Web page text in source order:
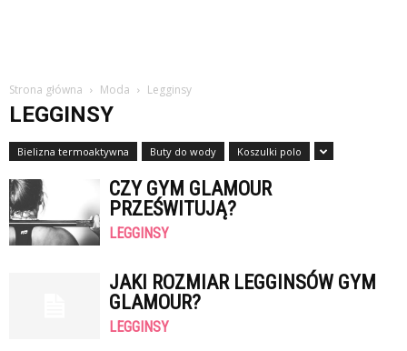
Strona główna Moda Legginsy
LEGGINSY
Bielizna termoaktywna Buty do wody Koszulki polo
CZY GYM GLAMOUR
PRZEŚWITUJĄ?
LEGGINSY
JAKI ROZMIAR LEGGINSÓW GYM
GLAMOUR?
LEGGINSY